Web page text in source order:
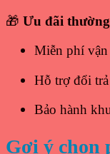
🎁 Ưu đãi
Miễn phí
Hỗ trợ đổi
Bảo hành
Gợi ý chọn